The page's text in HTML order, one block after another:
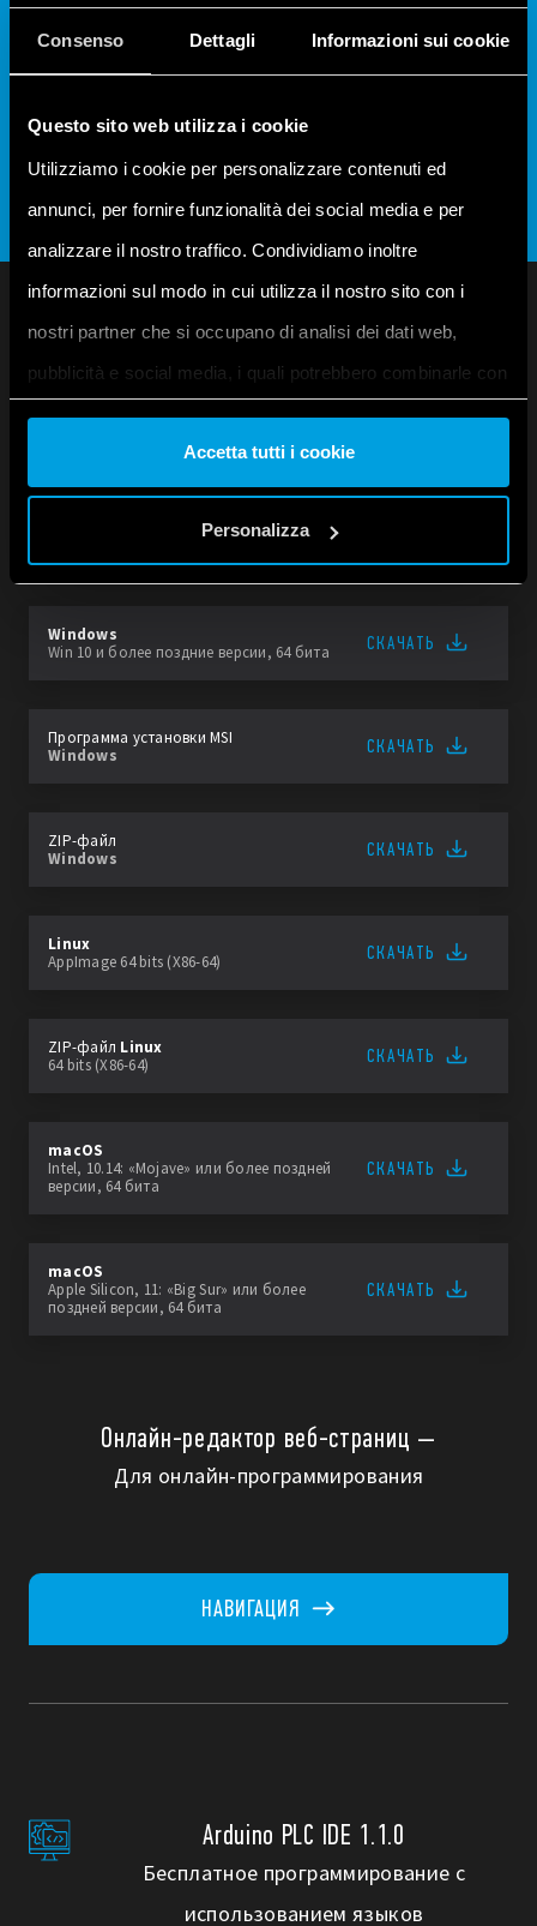
Consenso Dettagli Informazioni sui cookie
Questo sito web utilizza i cookie
Utilizziamo i cookie per personalizzare contenuti ed
annunci, per fornire funzionalità dei social media e per
analizzare il nostro traffico. Condividiamo inoltre
informazioni sul modo in cui utilizza il nostro sito con i
nostri partner che si occupano di analisi dei dati web,
pubblicità e social media, i quali potrebbero combinarle con
altre informazioni che ha fornito loro o che hanno raccolto
dal suo utilizzo dei loro servizi. Acconsenta ai nostri cookie
se continua ad utilizzare il nostro sito web.
Accetta tutti i cookie
Personalizza
CODESYS. Щелкните правой кнопкой мыши на
нужном устройстве и выберите опцию «Обновить
правильную версию Opta, а именно 1.3.0.0.
ПРОГРАММА СARDUINO
IDE Arduino
Для локального программирования
Windows
Win 10 и более поздние версии, 64 бита
СКАЧАТЬ
Программа установки MSI
Windows
СКАЧАТЬ
ZIP-файл
Windows
СКАЧАТЬ
Linux
AppImage 64 bits (X86-64)
СКАЧАТЬ
ZIP-файл Linux
64 bits (X86-64)
СКАЧАТЬ
macOS
Intel, 10.14: «Mojave» или более поздней
версии, 64 бита
СКАЧАТЬ
macOS
Apple Silicon, 11: «Big Sur» или более
поздней версии, 64 бита
СКАЧАТЬ
Онлайн-редактор веб-страниц —
Для онлайн-программирования
НАВИГАЦИЯ
Arduino PLC IDE 1.1.0
Бесплатное программирование с
использованием языков